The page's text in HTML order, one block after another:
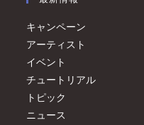
キャンペーン
アーティスト
イベント
チュートリアル
トピック
ニュース